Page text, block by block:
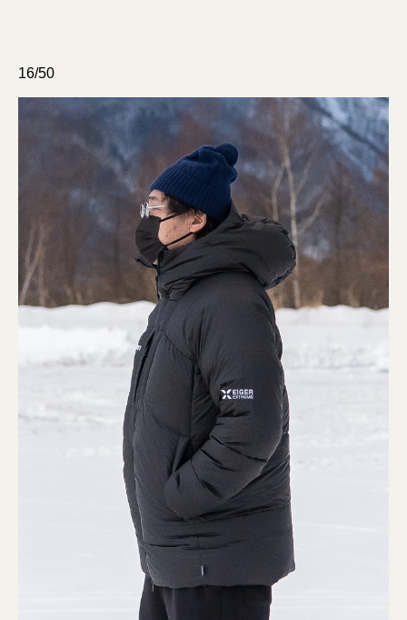
16/50